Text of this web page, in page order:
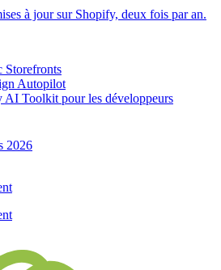
à jour sur Shopify, deux fois par an.
Storefronts
Autopilot
AI Toolkit pour les développeurs
2026